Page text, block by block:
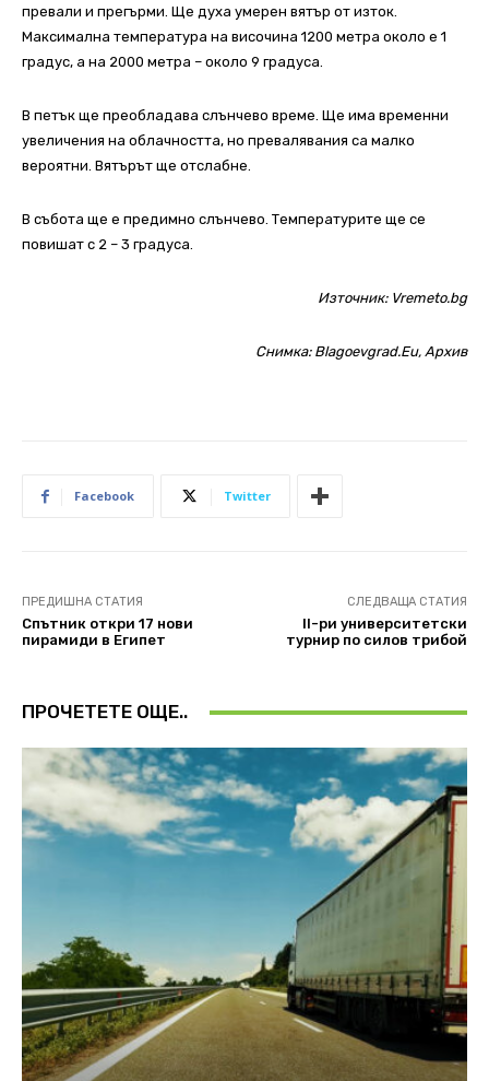
превали и прегърми. Ще духа умерен вятър от изток.
Максимална температура на височина 1200 метра около е 1
градус, а на 2000 метра – около 9 градуса.
В петък ще преобладава слънчево време. Ще има временни
увеличения на облачността, но превалявания са малко
вероятни. Вятърът ще отслабне.
В събота ще е предимно слънчево. Температурите ще се
повишат с 2 – 3 градуса.
Източник: Vremeto.bg
Снимка: Blagoevgrad.Eu, Архив
Facebook Twitter
ПРЕДИШНА СТАТИЯ
Спътник откри 17 нови
пирамиди в Египет
СЛЕДВАЩА СТАТИЯ
II-ри университетски
турнир по силов трибой
ПРОЧЕТЕТЕ ОЩЕ..